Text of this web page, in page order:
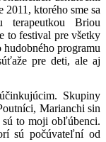
ktorého sme sa
terapeutkou Briou
to festival pre všetky
programu
pre deti, ale aj
Skupiny
Marianchi sin
sú to moji obľúbenci.
sú počúvateľní od